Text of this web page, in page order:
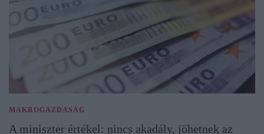
MAKROGAZDASÁG
A miniszter értékel: nincs akadály, jöhetnek az